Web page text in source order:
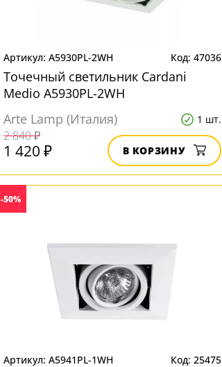
A5930PL-2WH 47036
Точечный светильник Cardani
Medio A5930PL-2WH
Arte Lamp (Италия)
1 шт.
2 840 ₽
1 420 ₽ В КОРЗИНУ
-50%
A5941PL-1WH 25475